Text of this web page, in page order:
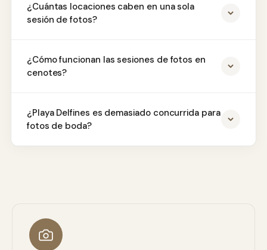
¿Cuántas locaciones caben en una sola
sesión de fotos?
¿Cómo funcionan las sesiones de fotos en
cenotes?
¿Playa Delfines es demasiado concurrida para
fotos de boda?